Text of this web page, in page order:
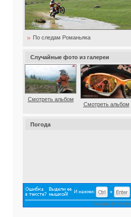
По следам Романьяка
Случайные фото из галереи
Смотреть альбом